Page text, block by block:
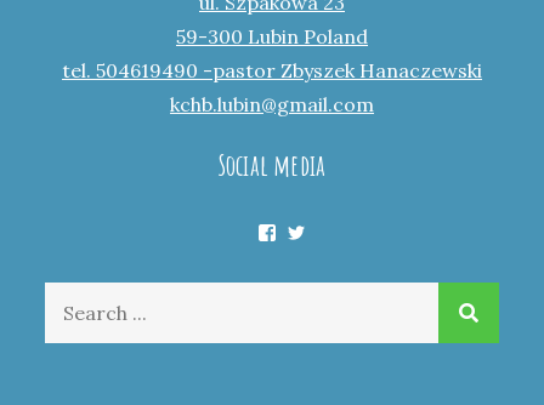
59-300 Lubin Poland
tel. 504619490 -pastor Zbyszek Hanaczewski
kchb.lubin@gmail.com
Social media
Facebook